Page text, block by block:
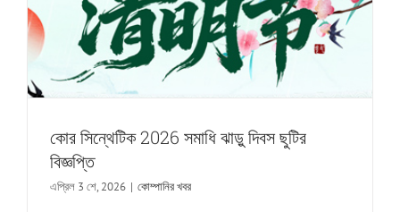
দুর্দান্ত
কোর সিন্থেটিক 2026 সমাধি ঝাড়ু দিবস ছুটির
বিজ্ঞপ্তি
এপ্রিল 3 শে, 2026 | কোম্পানির খবর
Xinhe প্রযুক্তি সাংহাইতে 14 তম চীন CNC মেশিন টুল